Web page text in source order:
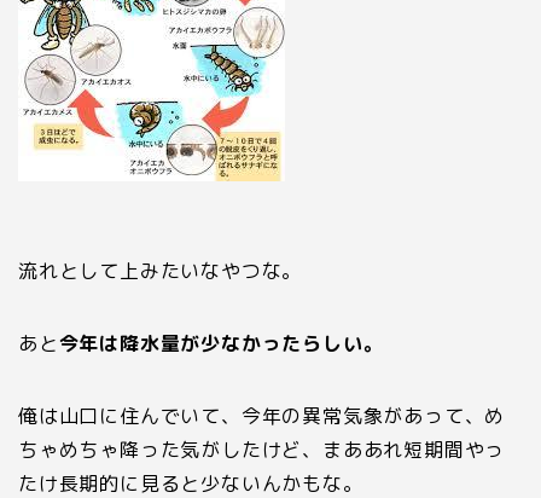
流れとして上みたいなやつな。
あと今年は降水量が少なかったらしい。
俺は山口に住んでいて、今年の異常気象があって、め
ちゃめちゃ降った気がしたけど、まああれ短期間やっ
たけ長期的に見ると少ないんかもな。